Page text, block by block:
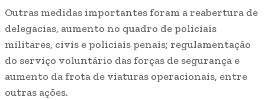
Outras medidas importantes foram a reabertura de
delegacias, aumento no quadro de policiais
militares, civis e policiais penais; regulamentação
do serviço voluntário das forças de segurança e
aumento da frota de viaturas operacionais, entre
outras ações.